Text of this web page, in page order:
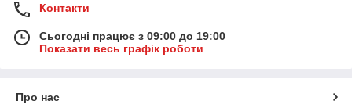
Контакти
Сьогодні працює з 09:00 до 19:00
Показати весь графік роботи
Про нас